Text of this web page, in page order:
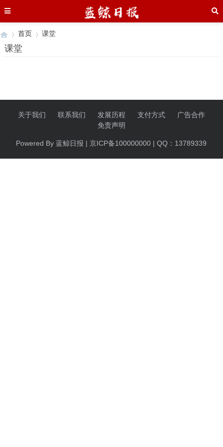
首页 课堂
课堂
关于我们 联系我们 发展历程 支付方式
广告合作
免责声明
Powered By 蓝鲸日报 | 京ICP备100000000 | QQ：13789339